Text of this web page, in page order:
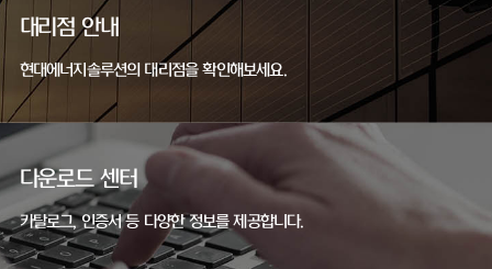
대리점 안내
현대에너지솔루션의 대리점을 확인해보세요.
다운로드 센터
카탈로그, 인증서 등 다양한 정보를 제공합니다.